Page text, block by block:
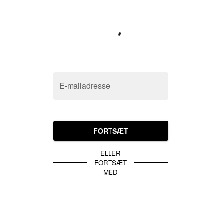
E-mailadresse
FORTSÆT
ELLER
FORTSÆT
MED